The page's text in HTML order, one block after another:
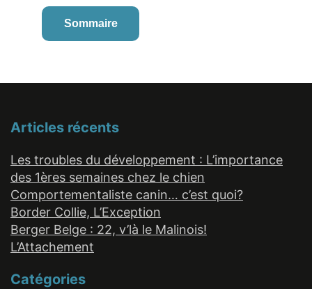
Sommaire
Articles récents
Les troubles du développement : L’importance
des 1ères semaines chez le chien
Comportementaliste canin… c’est quoi?
Border Collie, L’Exception
Berger Belge : 22, v’là le Malinois!
L’Attachement
Catégories